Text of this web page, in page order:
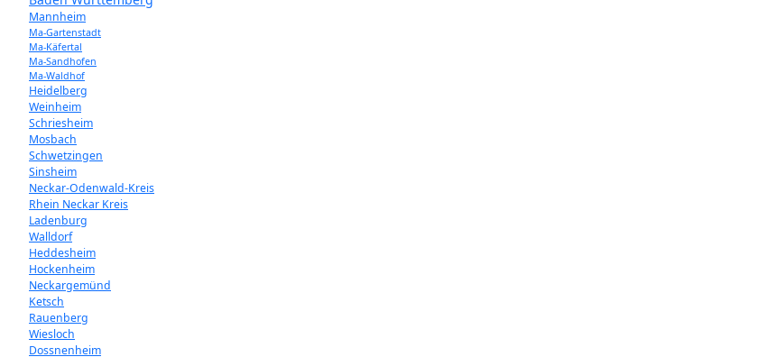
Mannheim
Ma-Gartenstadt
Ma-Käfertal
Ma-Sandhofen
Ma-Waldhof
Heidelberg
Weinheim
Schriesheim
Mosbach
Schwetzingen
Sinsheim
Neckar-Odenwald-Kreis
Rhein Neckar Kreis
Ladenburg
Walldorf
Heddesheim
Hockenheim
Neckargemünd
Ketsch
Rauenberg
Wiesloch
Dossnenheim